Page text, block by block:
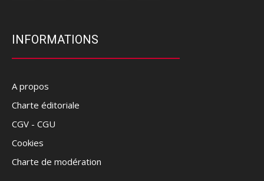
INFORMATIONS
A propos
Charte éditoriale
CGV - CGU
Cookies
Charte de modération